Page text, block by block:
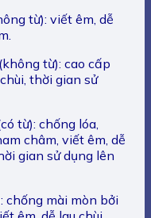
từ): viết êm, dễ
từ): cao cấp
thời gian sử
từ): chống lóa,
châm, viết êm, dễ
gian sử dụng lên
chống mài mòn bởi